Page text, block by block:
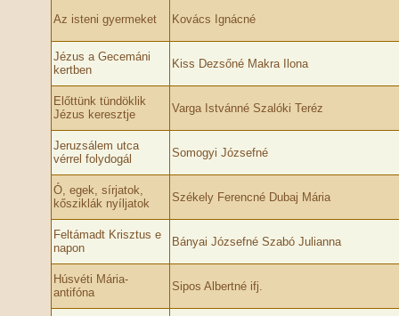
Az isteni gyermeket Kovács Ignácné
Jézus a Gecemáni
kertben
Kiss Dezsőné Makra Ilona
Előttünk tündöklik
Jézus keresztje
Varga Istvánné Szalóki Teréz
Jeruzsálem utca
vérrel folydogál
Somogyi Józsefné
Ó, egek, sírjatok,
kősziklák nyíljatok
Székely Ferencné Dubaj Mária
Feltámadt Krisztus e
napon
Bányai Józsefné Szabó Julianna
Húsvéti Mária-
antifóna
Sipos Albertné ifj.